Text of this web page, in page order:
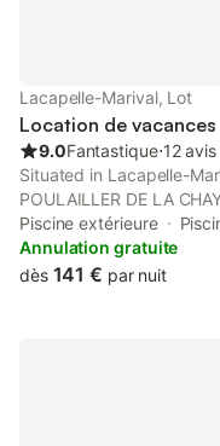
Lacapelle-Marival, Lot
Location de
9.0Fantastique⋅12 avis
Situated in Lacapelle-
POULAILLER DE LA
solarium and an open-air
Piscine extérieure
Annulation gratuite
dès 141 € par nuit